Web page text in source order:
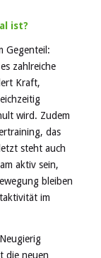
ist?
Gegenteil:
zahlreiche
Kraft,
wird. Zudem
das
steht auch
aktiv sein,
bleiben
im
Neugierig
die neuen